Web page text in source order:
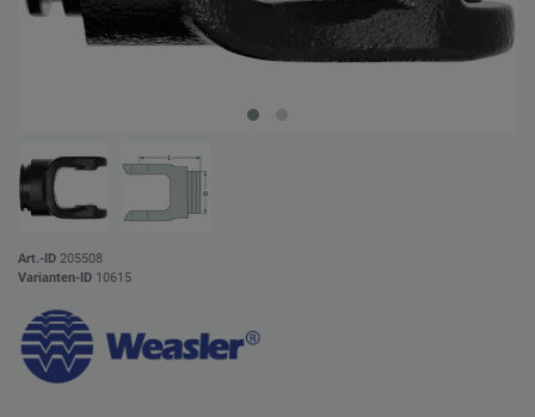
Art.-ID 205508
Varianten-ID 10615